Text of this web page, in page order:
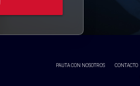
PAUTA CON NOSOTROS CONTACTO